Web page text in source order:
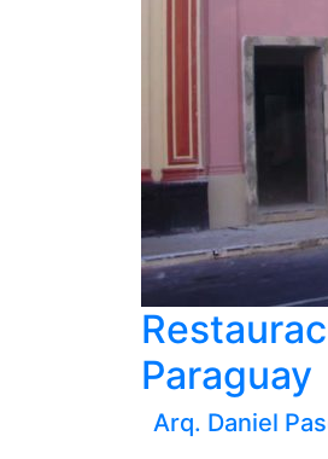
Paraguay
Arq. Daniel